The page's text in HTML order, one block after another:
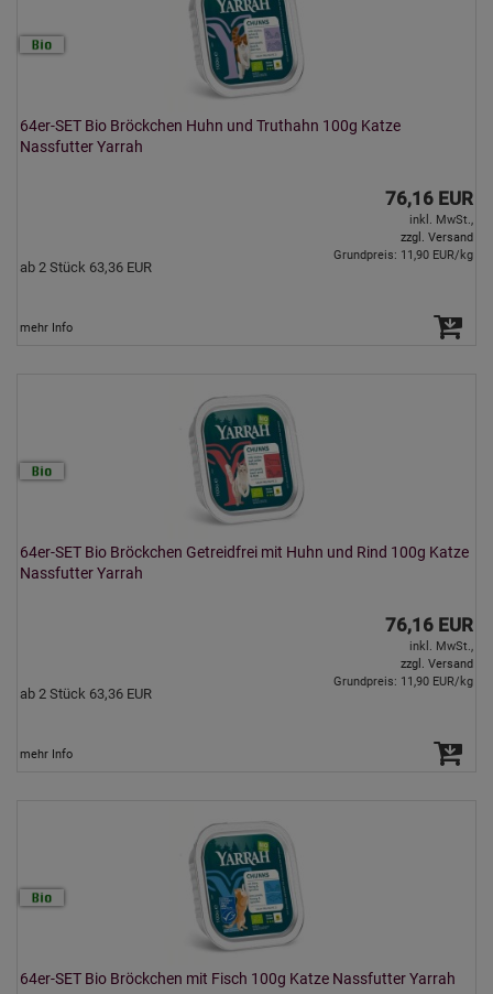
64er-SET Bio Bröckchen Huhn und Truthahn 100g Katze
Nassfutter Yarrah
76,16 EUR
inkl. MwSt.,
zzgl. Versand
ab 2 Stück 63,36 EUR
Grundpreis: 11,90 EUR/kg
mehr Info
64er-SET Bio Bröckchen Getreidfrei mit Huhn und Rind 100g Katze
Nassfutter Yarrah
76,16 EUR
inkl. MwSt.,
zzgl. Versand
ab 2 Stück 63,36 EUR
Grundpreis: 11,90 EUR/kg
mehr Info
64er-SET Bio Bröckchen mit Fisch 100g Katze Nassfutter Yarrah